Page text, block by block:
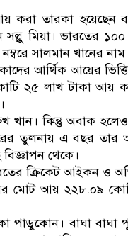
গ্রেফতার করেছে মিরপুর
করা তারকা হয়েছেন
মিয়া। ভারতের ১০০
সালমান খানের
আর্থিক আয়ের
২৫ লাখ টাকা আয়
খান। কিন্তু অবাক
তুলনায় এ বছর
থেকে।
ক্রিকেট আইকন ও
মোট আয় ২২৮.০৯
পাড়ুকোন। বাঘা বাঘা